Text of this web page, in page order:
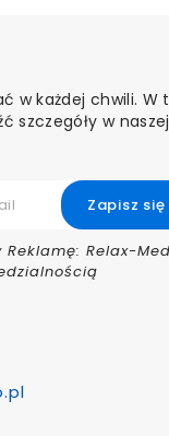
w każdej chwili. W
szczegóły w naszej
Relax-